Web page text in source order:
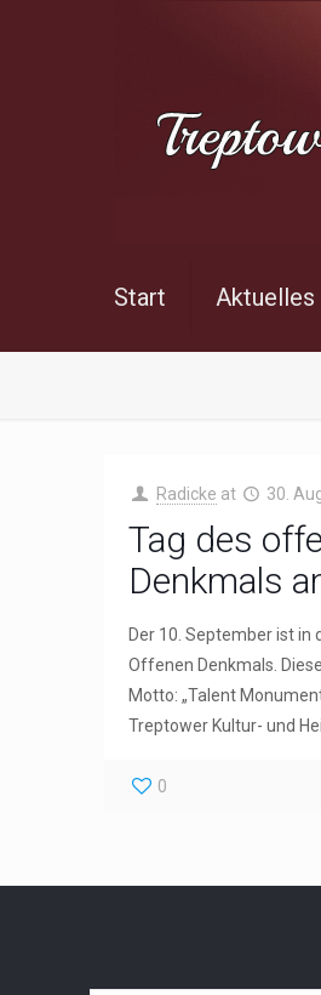
Start Aktuelles
Radicke at 30.
Tag des
Denkmals
Der 10. September ist in
Offenen Denkmals.
Motto: „Talent
Treptower Kultur- und
0